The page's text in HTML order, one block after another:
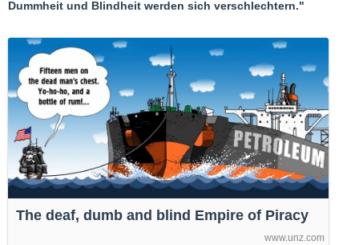
Dummheit und Blindheit werden sich verschlechtern."
The deaf, dumb and blind Empire of Piracy
www.unz.com